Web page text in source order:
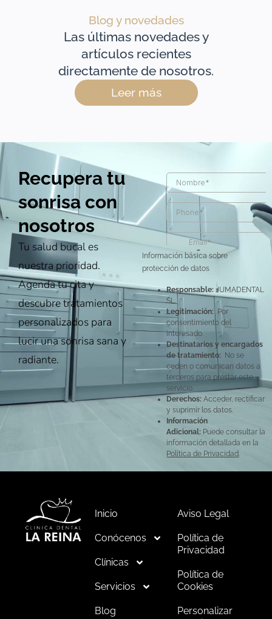
Blog y novedades
Las últimas novedades y
artículos recientes
directamente de nosotros.
Leer más
Recupera tu
sonrisa con
nosotros
Tu salud bucal es
nuestra prioridad.
Agenda tu cita y
descubre tratamientos
personalizados para
lucir una sonrisa sana y
radiante.
Información básica sobre
protección de datos
Responsable: JUMADENTAL
SL.
Legitimación: Por
consentimiento del
interesado.
Destinatarios y encargados
de tratamiento: No se
ceden o comunican datos a
terceros para prestar este
servicio.
Derechos: Acceder, rectificar
y suprimir los datos.
Información
Adicional: Puede consultar la
información detallada en la
Política de Privacidad.
Inicio
Conócenos
Clínicas
Servicios
Blog
Aviso Legal
Política de
Privacidad
Política de
Cookies
Personalizar